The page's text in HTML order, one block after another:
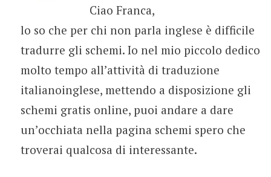
Ciao Franca,
lo so che per chi non parla inglese è difficile
tradurre gli schemi. Io nel mio piccolo dedico
molto tempo all’attività di traduzione
italianoinglese, mettendo a disposizione gli
schemi gratis online, puoi andare a dare
un’occhiata nella pagina schemi spero che
troverai qualcosa di interessante.